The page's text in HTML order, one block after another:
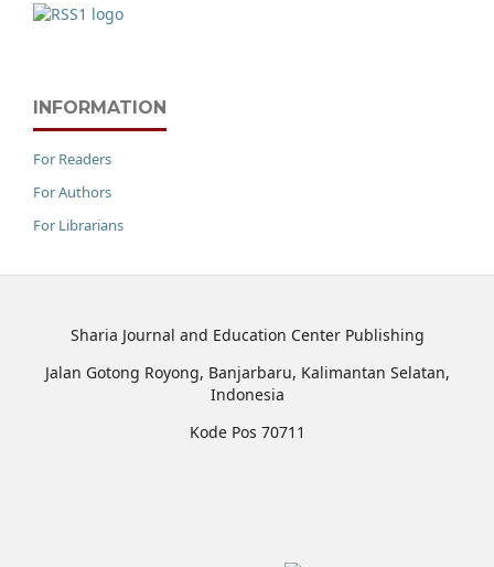
INFORMATION
For Readers
For Authors
For Librarians
Sharia Journal and Education Center Publishing
Jalan Gotong Royong, Banjarbaru, Kalimantan Selatan,
Indonesia
Kode Pos 70711